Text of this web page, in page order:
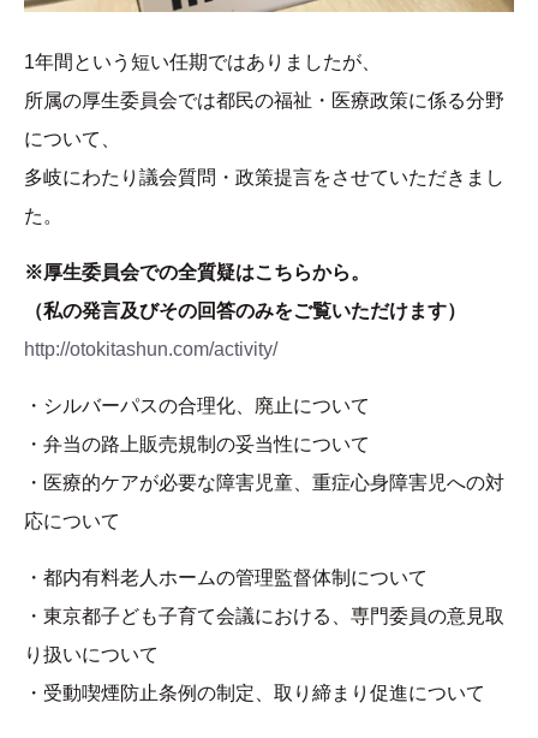
1年間という短い任期ではありましたが、
所属の厚生委員会では都民の福祉・医療政策に係る分野
について、
多岐にわたり議会質問・政策提言をさせていただきまし
た。
※厚生委員会での全質疑はこちらから。
（私の発言及びその回答のみをご覧いただけます）
http://otokitashun.com/activity/
・シルバーパスの合理化、廃止について
・弁当の路上販売規制の妥当性について
・医療的ケアが必要な障害児童、重症心身障害児への対
応について
・都内有料老人ホームの管理監督体制について
・東京都子ども子育て会議における、専門委員の意見取
り扱いについて
・受動喫煙防止条例の制定、取り締まり促進について